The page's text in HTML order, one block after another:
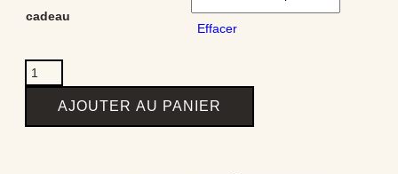
cadeau
Effacer
AJOUTER AU PANIER